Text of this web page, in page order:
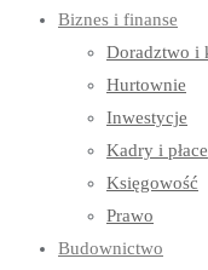
Biznes i finanse
Doradztwo i
Hurtownie
Inwestycje
Kadry i płace
Księgowość
Prawo
Budownictwo